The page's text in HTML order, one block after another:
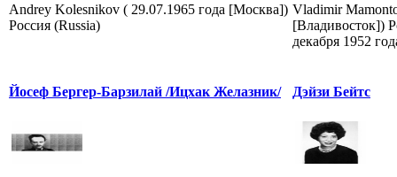
Andrey Kolesnikov ( 29.07.1965 года [Москва])
Россия (Russia)
Vladimir
[Владивосток])
декабря 1952
Йосеф Бергер-Барзилай /Ицхак Желазник/ Дэйзи Бейтс